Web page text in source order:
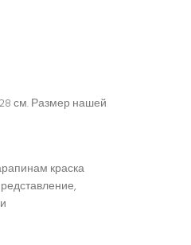
см. Размер нашей
краска